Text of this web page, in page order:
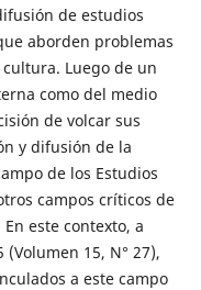
de estudios
aborden problemas
Luego de un
como del medio
de volcar sus
y difusión de la
de los Estudios
campos críticos de
este contexto, a
15, N° 27),
a este campo